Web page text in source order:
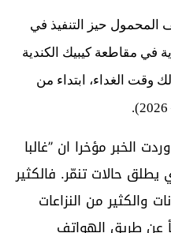
حيز التنفيذ في
في مقاطعة كيبيك الكندية
وقت الغداء، ابتداء من
الخبر مؤخرا ان ’’غالبا
حالات تنمّر. فالكثير
والكثير من النزاعات
عن طريق الهواتف